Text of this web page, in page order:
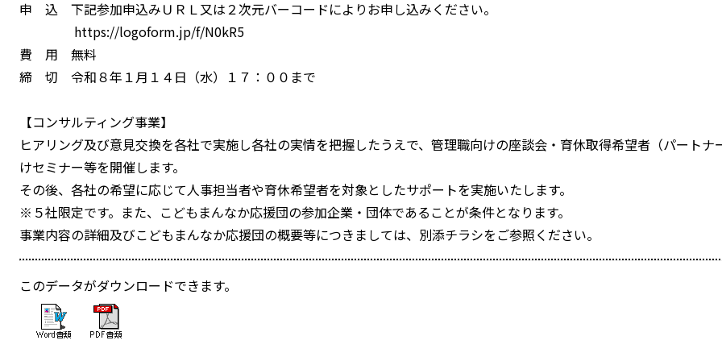
申 込 下記参加申込みＵＲＬ又は２次元バーコードによりお申し込みください。
https://logoform.jp/f/N0kR5
費 用 無料
締 切 令和８年１月１４日（水）１７：００まで
【コンサルティング事業】
ヒアリング及び意見交換を各社で実施し各社の実情を把握したうえで、管理職向けの座談会・育休取得希望者（パートナ
けセミナー等を開催します。
その後、各社の希望に応じて人事担当者や育休希望者を対象としたサポートを実施いたします。
※５社限定です。また、こどもまんなか応援団の参加企業・団体であることが条件となります。
事業内容の詳細及びこどもまんなか応援団の概要等につきましては、別添チラシをご参照ください。
このデータがダウンロードできます。